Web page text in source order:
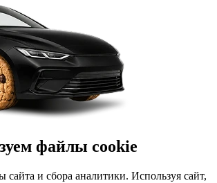
файлы cookie
сайта и сбора аналитики. Используя сайт,